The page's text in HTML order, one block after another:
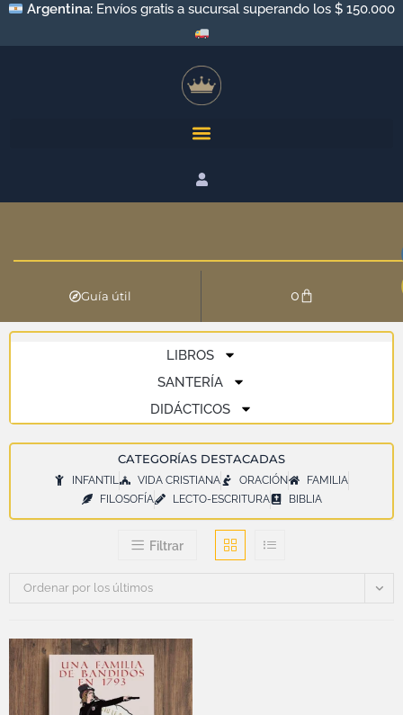
Argentina: Envíos gratis a sucursal superando los $ 150.000
Guía útil 0
LIBROS
SANTERÍA
DIDÁCTICOS
CATEGORÍAS DESTACADAS
INFANTIL VIDA CRISTIANA ORACIÓN
FAMILIA
FILOSOFÍA
LECTO-ESCRITURA BIBLIA
Filtrar
Ordenar por los últimos